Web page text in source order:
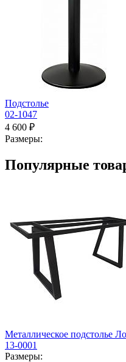
Подстолье
02-1047
4 600 ₽
Размеры:
Популярные
Металлическое подстолье
13-0001
Размеры: